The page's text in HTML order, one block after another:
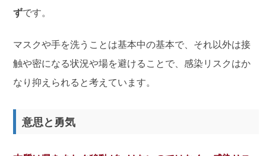
ずです。
マスクや手を洗うことは基本中の基本で、それ以外は接
触や密になる状況や場を避けることで、感染リスクはか
なり抑えられると考えています。
意思と勇気